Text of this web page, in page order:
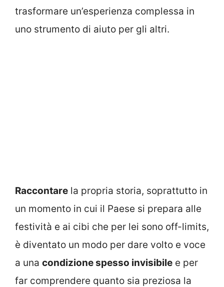
trasformare un’esperienza complessa in
uno strumento di aiuto per gli altri.
Raccontare la propria storia, soprattutto in
un momento in cui il Paese si prepara alle
festività e ai cibi che per lei sono off-limits,
è diventato un modo per dare volto e voce
a una condizione spesso invisibile e per
far comprendere quanto sia preziosa la